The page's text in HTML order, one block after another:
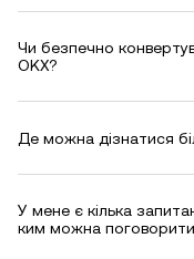
Чи безпечно
OKX?
Де можна дізнатися
У мене є кілька
ким можна